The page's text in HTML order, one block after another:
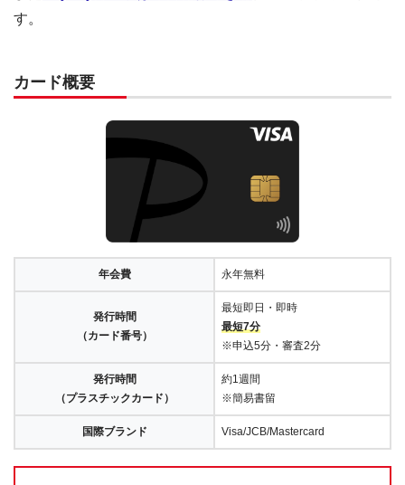
す。
カード概要
年会費 永年無料
発行時間
（カード番号）
最短即日・即時
最短7分
※申込5分・審査2分
発行時間
（プラスチックカード）
約1週間
※簡易書留
国際ブランド Visa/JCB/Mastercard